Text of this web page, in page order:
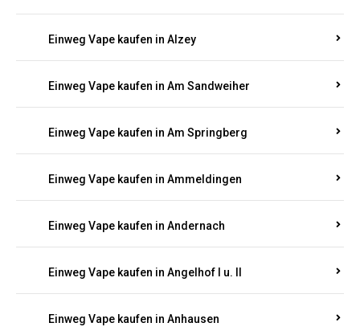
Einweg Vape kaufen in Alzey
Einweg Vape kaufen in Am Sandweiher
Einweg Vape kaufen in Am Springberg
Einweg Vape kaufen in Ammeldingen
Einweg Vape kaufen in Andernach
Einweg Vape kaufen in Angelhof I u. II
Einweg Vape kaufen in Anhausen